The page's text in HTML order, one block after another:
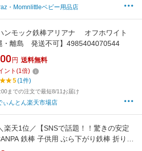
・Momnlittleベビー用品店
ンモック鉄棒アリアナ オフホワイト
・離島 発送不可】4985404070544
円 送料無料
ント (1倍)
5(1件)
までの注文で最短8/11お届け
ぃんとん楽天市場店
楽天1位／【SNSで話題！！驚きの安定
鉄棒 子供用 ぶら下がり鉄棒 折りた